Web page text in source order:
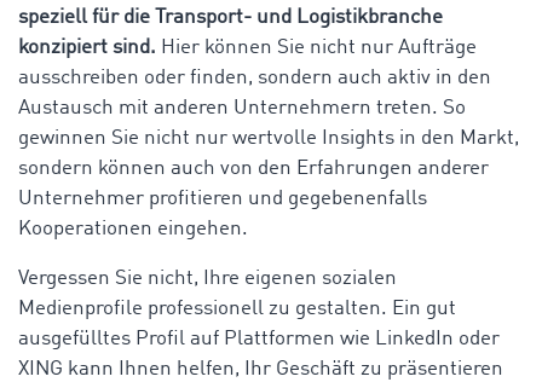
speziell für die Transport- und Logistikbranche
konzipiert sind. Hier können Sie nicht nur Aufträge
ausschreiben oder finden, sondern auch aktiv in den
Austausch mit anderen Unternehmern treten. So
gewinnen Sie nicht nur wertvolle Insights in den Markt,
sondern können auch von den Erfahrungen anderer
Unternehmer profitieren und gegebenenfalls
Kooperationen eingehen.
Vergessen Sie nicht, Ihre eigenen sozialen
Medienprofile professionell zu gestalten. Ein gut
ausgefülltes Profil auf Plattformen wie LinkedIn oder
XING kann Ihnen helfen, Ihr Geschäft zu präsentieren